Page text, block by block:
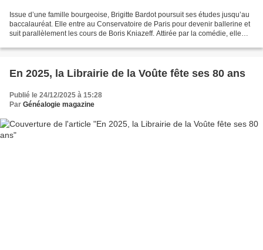
Issue d’une famille bourgeoise, Brigitte Bardot poursuit ses études jusqu’au
baccalauréat. Elle entre au Conservatoire de Paris pour devenir ballerine et
suit parallèlement les cours de Boris Kniazeff. Attirée par la comédie, elle
En 2025, la Librairie de la Voûte fête ses 80 ans
Publié le 24/12/2025 à 15:28
Par Généalogie magazine